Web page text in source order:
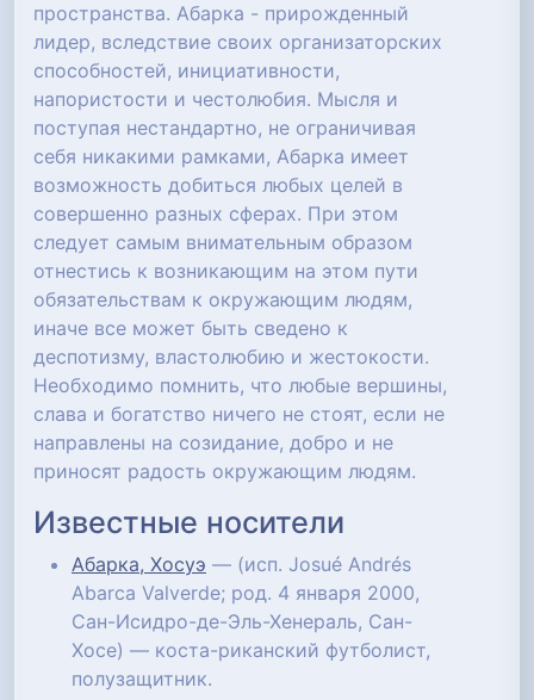
пространства. Абарка - прирожденный
лидер, вследствие своих организаторских
способностей, инициативности,
напористости и честолюбия. Мысля и
поступая нестандартно, не ограничивая
себя никакими рамками, Абарка имеет
возможность добиться любых целей в
совершенно разных сферах. При этом
следует самым внимательным образом
отнестись к возникающим на этом пути
обязательствам к окружающим людям,
иначе все может быть сведено к
деспотизму, властолюбию и жестокости.
Необходимо помнить, что любые вершины,
слава и богатство ничего не стоят, если не
направлены на созидание, добро и не
приносят радость окружающим людям.
Известные носители
Абарка, Хосуэ — (исп. Josué Andrés
Abarca Valverde; род. 4 января 2000,
Сан-Исидро-де-Эль-Хенераль, Сан-
Хосе) — коста-риканский футболист,
полузащитник.